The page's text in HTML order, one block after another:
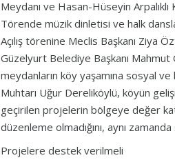
Meydanı ve Hasan-Hüseyin
Törende müzik dinletisi ve halk
Açılış törenine Meclis Başkanı Ziya
Güzelyurt Belediye Başkanı
meydanların köy yaşamına sosyal
Muhtarı Uğur Dereliköylü, köyün
geçirilen projelerin bölgeye değer
düzenleme olmadığını, aynı
Projelere destek verilmeli